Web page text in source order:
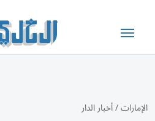
الإمارات/أخبار الدار